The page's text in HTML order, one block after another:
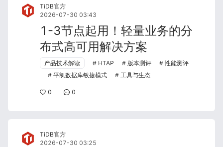
TiDB官方
2026-07-30 03:43
1-3节点起用！轻量业务的分
布式高可用解决方案
产品技术解读 HTAP 版本测评
性能测评
平凯数据库敏捷模式
工具与生态
0 0
TiDB官方
2026-07-30 03:25